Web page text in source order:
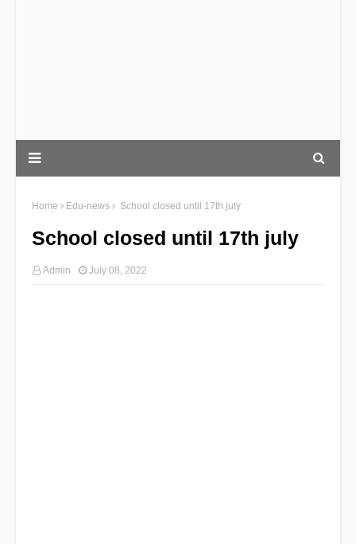
Home Edu-news School closed until 17th july
School closed until 17th july
Admin July 08, 2022